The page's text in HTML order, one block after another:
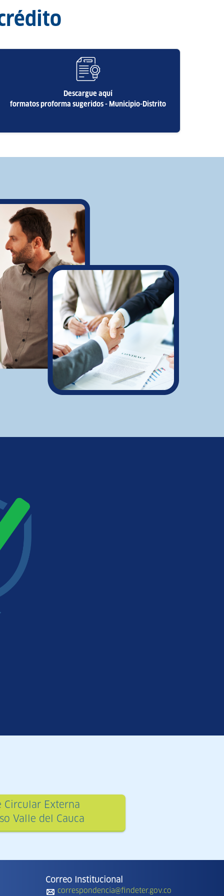
Descargue aquí
formatos proforma sugeridos - Municipio-Distrito
Circular Externa
Valle del Cauca
Correo Institucional
correspondencia@findeter.gov.co